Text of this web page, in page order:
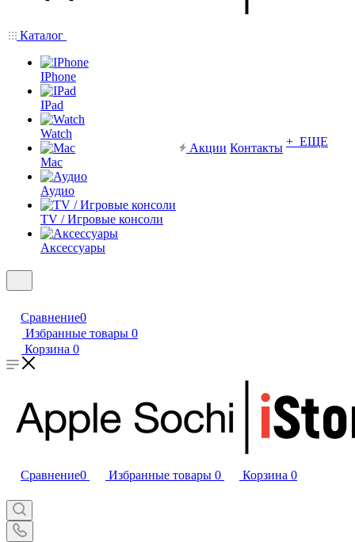
Каталог
IPhone
IPad
Watch
Mac
Аудио
TV / Игровые консоли
Аксессуары
Акции Контакты + ЕЩЕ
Сравнение0
Избранные товары 0
Корзина 0
Сравнение0 Избранные товары 0 Корзина 0